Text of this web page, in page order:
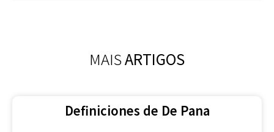
MAISARTIGOS
Definiciones de De Pana